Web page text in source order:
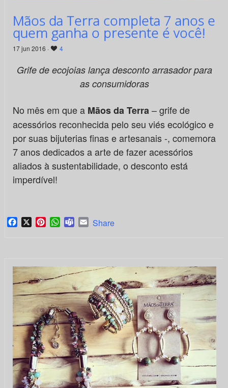
Mãos da Terra completa 7 anos e
quem ganha o presente é você!
17 jun 2016 · 4
Grife de ecojoias lança desconto arrasador para
as consumidoras
No mês em que a Mãos da Terra– grife de
acessórios reconhecida pelo seu viés ecológico e
por suas bijuterias finas e artesanais -, comemora
7 anos dedicados a arte de fazer acessórios
aliados à sustentabilidade, o desconto está
imperdível!
Facebook
X PinterestWhatsApp
TeamsEmail
Share